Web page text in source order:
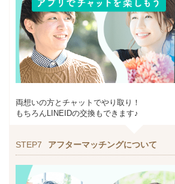
両想いの方とチャットでやり取り！
もちろんLINEIDの交換もできます♪
STEP7 アフターマッチングについて